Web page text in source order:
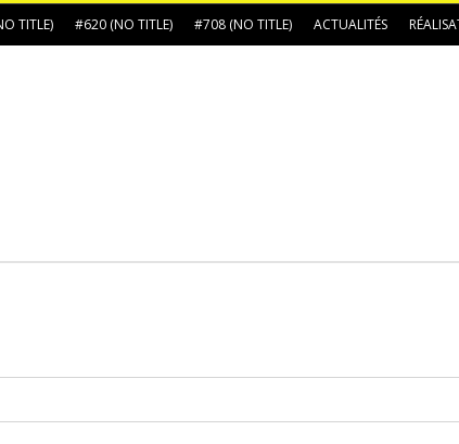
TITLE) #620 (NO TITLE) #708 (NO TITLE) ACTUALITÉS